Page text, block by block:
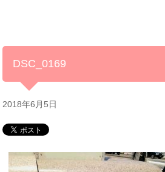
DSC_0169
2018年6月5日